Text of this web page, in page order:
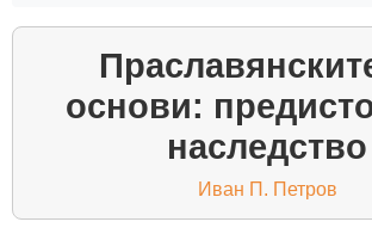
основи:
наследство
Иван П. Петров